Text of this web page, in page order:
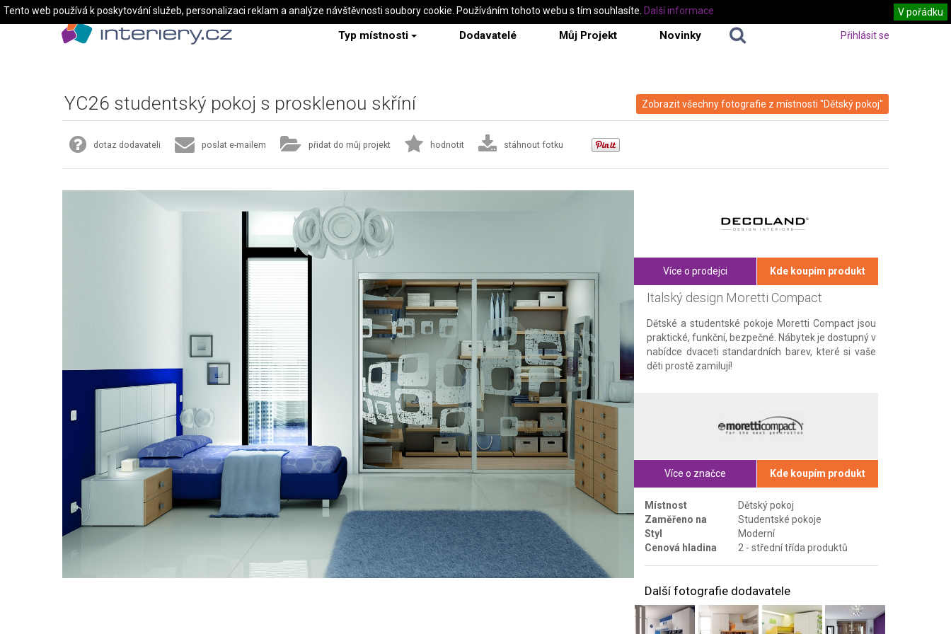
Typ místnosti Dodavatelé Můj Projekt Novinky Přihlásit se
Zobrazit všechny fotografie z místnosti "Dětský pokoj"
YC26 studentský pokoj s prosklenou skříní
dotaz dodavateli poslat e-mailem přidat do můj projekt hodnotit stáhnout fotku
Více o prodejci Kde koupím produkt
Italský design Moretti Compact
Dětské a studentské pokoje Moretti Compact jsou
praktické, funkční, bezpečné. Nábytek je dostupný v
nabídce dvaceti standardních barev, které si vaše
děti prostě zamilují!
Více o značce Kde koupím produkt
Místnost
Dětský pokoj
Zaměřeno na
Studentské pokoje
Styl
Moderní
Cenová hladina
2 - střední třída produktů
Další fotografie dodavatele
Tento web používá k poskytování služeb, personalizaci reklam a analýze návštěvnosti soubory cookie. Používáním tohoto webu s tím souhlasíte. V pořádku
Další informace